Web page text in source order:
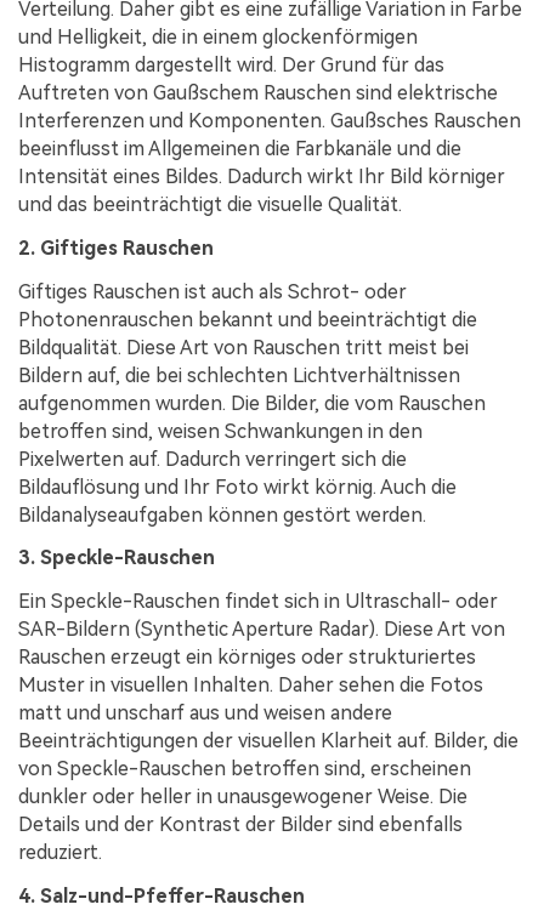
Verteilung. Daher gibt es eine zufällige Variation in Farbe
und Helligkeit, die in einem glockenförmigen
Histogramm dargestellt wird. Der Grund für das
Auftreten von Gaußschem Rauschen sind elektrische
Interferenzen und Komponenten. Gaußsches Rauschen
beeinflusst im Allgemeinen die Farbkanäle und die
Intensität eines Bildes. Dadurch wirkt Ihr Bild körniger
und das beeinträchtigt die visuelle Qualität.
2. Giftiges Rauschen
Giftiges Rauschen ist auch als Schrot- oder
Photonenrauschen bekannt und beeinträchtigt die
Bildqualität. Diese Art von Rauschen tritt meist bei
Bildern auf, die bei schlechten Lichtverhältnissen
aufgenommen wurden. Die Bilder, die vom Rauschen
betroffen sind, weisen Schwankungen in den
Pixelwerten auf. Dadurch verringert sich die
Bildauflösung und Ihr Foto wirkt körnig. Auch die
Bildanalyseaufgaben können gestört werden.
3. Speckle-Rauschen
Ein Speckle-Rauschen findet sich in Ultraschall- oder
SAR-Bildern (Synthetic Aperture Radar). Diese Art von
Rauschen erzeugt ein körniges oder strukturiertes
Muster in visuellen Inhalten. Daher sehen die Fotos
matt und unscharf aus und weisen andere
Beeinträchtigungen der visuellen Klarheit auf. Bilder, die
von Speckle-Rauschen betroffen sind, erscheinen
dunkler oder heller in unausgewogener Weise. Die
Details und der Kontrast der Bilder sind ebenfalls
reduziert.
4. Salz-und-Pfeffer-Rauschen